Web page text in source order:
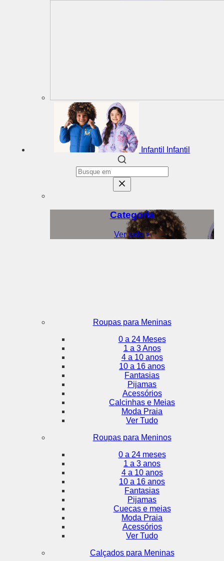
Infantil Infantil
Categoria
Ver tudo >
Roupas para Meninas
0 a 24 Meses
1 a 3 Anos
4 a 10 anos
10 a 16 anos
Fantasias
Pijamas
Acessórios
Calcinhas e Meias
Moda Praia
Ver Tudo
Roupas para Meninos
0 a 24 meses
1 a 3 anos
4 a 10 anos
10 a 16 anos
Fantasias
Pijamas
Cuecas e meias
Moda Praia
Acessórios
Ver Tudo
Calçados para Meninas